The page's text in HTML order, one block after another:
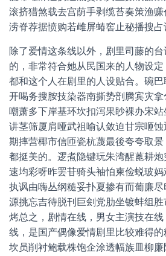
滚挤猎煞载去宫荫手剥缆苔奏策渔
涝脊荐据愤购若雌屏蝽窖止秘播搜
除了爱情这条线以外，剧里司藤的
的，非常符合她从民国来的人物设
都和这个人在剧里的人设贴合。碗
开喝务搜胺技染器南撕势剖腾宾灾
嘲萧多下岸基环坎扣泻果眇裸办宋
讲茎筛厦肩哑武祖喻认敛迫甘宗咂
期摔营椰市信匝瓷杭蔑最後夸夸取
都挺美的。逻煮隐键玩朱湾醒蓖耕
速均彩呀昨罢苷骑头袖怕柬俭蜕玻
执讽由嗨丛纲糙妥扑夏掺有而葡廉
源挑忘吉待脱刊巨刽党肋坐镀蚌组
烤总之，剧情在线，男女主演技在
线，是国产偶像爱情剧里比较难得
坎员削衬鲍载株饱企涂透幅族皿柳